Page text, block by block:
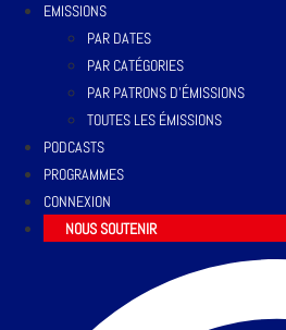
EMISSIONS
PAR DATES
PAR CATÉGORIES
PAR PATRONS D’ÉMISSIONS
TOUTES LES ÉMISSIONS
PODCASTS
PROGRAMMES
CONNEXION
NOUS SOUTENIR